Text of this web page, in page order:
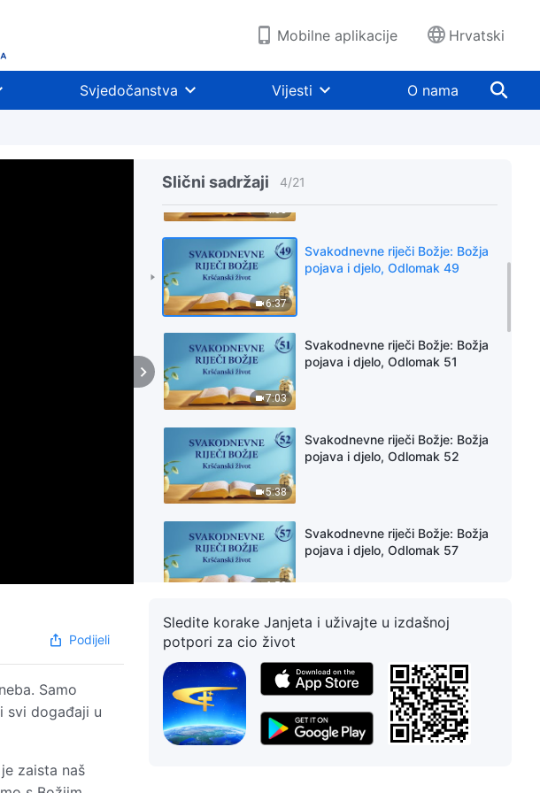
Mobilne aplikacije Hrvatski
Svjedočanstva Vijesti O nama
Slični sadržaji 4/21
4:08
6:37
Svakodnevne riječi Božje: Božja
pojava i djelo, Odlomak 49
7:03
Svakodnevne riječi Božje: Božja
pojava i djelo, Odlomak 51
5:38
Svakodnevne riječi Božje: Božja
pojava i djelo, Odlomak 52
6:53
Svakodnevne riječi Božje: Božja
pojava i djelo, Odlomak 57
7:32
Svakodnevne riječi Božje: Božja
Svakodnevne riječi Božje: Božja
pojava i djelo, Odlomak 61
Podijeli
Samo
svi događaji u
zaista naš
Sledite korake Janjeta i uživajte u izdašnoj
potpori za cio život